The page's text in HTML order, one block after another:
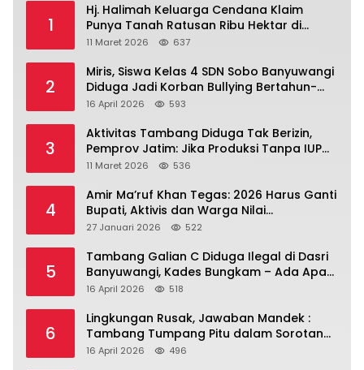
1
Hj. Halimah Keluarga Cendana Klaim
Punya Tanah Ratusan Ribu Hektar di
Banyuwangi.
11 Maret 2026 637
2
Miris, Siswa Kelas 4 SDN Sobo Banyuwangi
Diduga Jadi Korban Bullying Bertahun-
tahun, Terjadi di Depan Masjid Perumahan
16 April 2026 593
3
Aktivitas Tambang Diduga Tak Berizin,
Pemprov Jatim: Jika Produksi Tanpa IUP
Itu Pelanggaran Hukum
11 Maret 2026 536
4
Amir Ma’ruf Khan Tegas: 2026 Harus Ganti
Bupati, Aktivis dan Warga Nilai
Kepemimpinan Saat Ini Gagal Jawab
27 Januari 2026 522
5
Tambang Galian C Diduga Ilegal di Dasri
Banyuwangi, Kades Bungkam – Ada Apa
Ya?
16 April 2026 518
6
Lingkungan Rusak, Jawaban Mandek :
Tambang Tumpang Pitu dalam Sorotan
Tajam
16 April 2026 496